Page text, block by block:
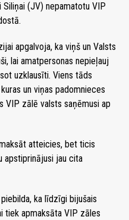
(JV) nepamatotu VIP
apgalvoja, ka viņš un Valsts
lai amatpersonas nepieļauj
uzklausīti. Viens tāds
un viņas padomnieces
VIP zālē valsts saņēmusi ap
atteicies, bet ticis
apstiprinājusi jau cita
ka līdzīgi bijušais
tiek apmaksāta VIP zāles